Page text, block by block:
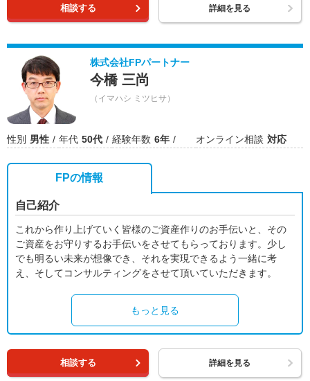
相談する 詳細を見る
株式会社FPパートナー
今橋 三尚
（イマハシ ミツヒサ）
性別 男性 年代 50代 経験年数 6年 オンライン相談 対応
FPの情報
自己紹介
これから作り上げていく皆様のご資産作りのお手伝いと、その
ご資産をお守りするお手伝いをさせてもらっております。少し
でも明るい未来が想像でき、それを実現できるよう一緒に考
え、そしてコンサルティングをさせて頂いていただきます。
もっと見る
相談する 詳細を見る